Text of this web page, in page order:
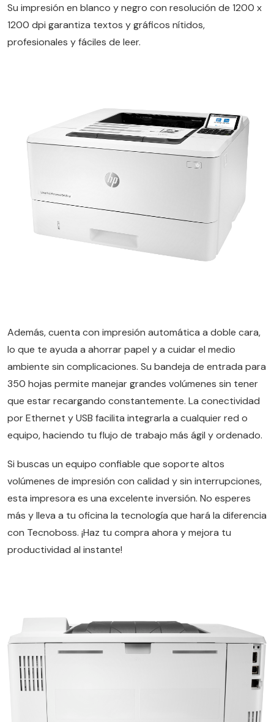
Su impresión en blanco y negro con resolución de 1200 x
1200 dpi garantiza textos y gráficos nítidos,
profesionales y fáciles de leer.
Además, cuenta con impresión automática a doble cara,
lo que te ayuda a ahorrar papel y a cuidar el medio
ambiente sin complicaciones. Su bandeja de entrada para
350 hojas permite manejar grandes volúmenes sin tener
que estar recargando constantemente. La conectividad
por Ethernet y USB facilita integrarla a cualquier red o
equipo, haciendo tu flujo de trabajo más ágil y ordenado.
Si buscas un equipo confiable que soporte altos
volúmenes de impresión con calidad y sin interrupciones,
esta impresora es una excelente inversión. No esperes
más y lleva a tu oficina la tecnología que hará la diferencia
con Tecnoboss. ¡Haz tu compra ahora y mejora tu
productividad al instante!